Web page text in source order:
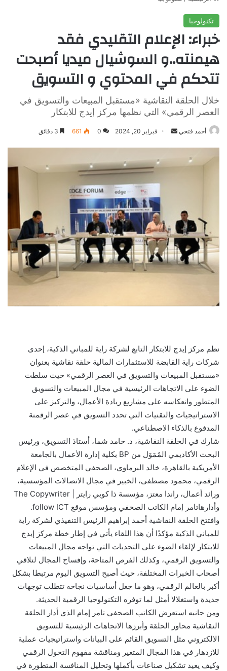
تكنولوجيا
خبراء: الإعلام التقليدي فقد
هيمنته..و السوشيال ميديا أصبحت
تتحكم في المحتوي و التسويق
خلال الحلقة النقاشية «مستقبل المبيعات والتسويق في
العصر الرقمي» التي نظمها مركز إيدج للابتكار
أحمد فتحي
أرسل فبراير 20, 2024 0
661
نظم مركز إيدج للابتكار التابع لشركة راية للمباني الذكية، إحدى
شركات راية القابضة للاستثمارات المالية حلقة نقاشية بعنوان
«مستقبل المبيعات والتسويق في العصر الرقمي» حيث سلطت
الضوء على الاتجاهات الرئيسية في مجال المبيعات والتسويق
المتطور وانعكاسه على مشاريع ريادة الأعمال، والتركيز على
الاستراتيجيات والتقنيات التي تحدد التسويق في عصر الرقمنة
المدفوع بالذكاء الاصطناعي.
شارك في الحلقة النقاشية، د. حامد شما، أستاذ التسويق، ورئيس
البحث الأكاديمي المُمَوَل من BP بكلية إدارة الأعمال بالجامعة
الأمريكية بالقاهرة، خالد البرماوي، الصحفي المتخصص في الإعلام
الرقمي، محمود مصطفى، الخبير في مجال الاتصالات المؤسسية،
ورائد أعمال، راندا معتز، مؤسسة ذا كوبي رايتر | The Copywriter
وأدارهاتامر إمام الكاتب الصحفي ومؤسس موقع follow ICT.
وافتتح الحلقة النقاشية أحمد إبراهيم الرئيس التنفيذي لشركة راية
للمباني الذكية مؤكدًا أن هذا اللقاء يأتي في إطار خطة مركز إيدج
للابتكار لإلقاء الضوء على التحديات التي تواجه مجال المبيعات
والتسويق الرقمي، وكذلك الفرص المتاحة، وإفساح المجال لتلاقي
أصحاب الخبرات المختلفة، حيث أصبح التسويق اليوم مرتبطا بشكل
أكبر بالعالم الرقمي، وهو ما جعل أساسيات نجاحه تتطلب توجهات
جديدة واستغلالا أمثل لما توفره التكنولوجيا الرقمية الحديثة.
ومن جانبه استعرض الكاتب الصحفي تامر إمام الذي أدار الحلقة
النقاشية محاور الحلقة وأبرزها الاتجاهات الرئيسية للتسويق
الالكتروني مثل التسويق القائم على البيانات واستراتيجيات عملية
للازدهار في هذا المجال المتغير ومناقشة مفهوم التحول الرقمي
وكيف يعيد تشكيل صناعات بأكملها وتحليل المنافسة المتطورة في